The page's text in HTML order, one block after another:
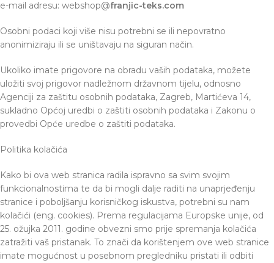
e-mail adresu: webshop@franjic-teks.com
Osobni podaci koji više nisu potrebni se ili nepovratno
anonimiziraju ili se uništavaju na siguran način.
Ukoliko imate prigovore na obradu vaših podataka, možete
uložiti svoj prigovor nadležnom državnom tijelu, odnosno
Agenciji za zaštitu osobnih podataka, Zagreb, Martićeva 14,
sukladno Općoj uredbi o zaštiti osobnih podataka i Zakonu o
provedbi Opće uredbe o zaštiti podataka.
Politika kolačića
Kako bi ova web stranica radila ispravno sa svim svojim
funkcionalnostima te da bi mogli dalje raditi na unaprjeđenju
stranice i poboljšanju korisničkog iskustva, potrebni su nam
kolačići (eng. cookies). Prema regulacijama Europske unije, od
25. ožujka 2011. godine obvezni smo prije spremanja kolačića
zatražiti vaš pristanak. To znači da korištenjem ove web stranice
imate mogućnost u posebnom pregledniku pristati ili odbiti